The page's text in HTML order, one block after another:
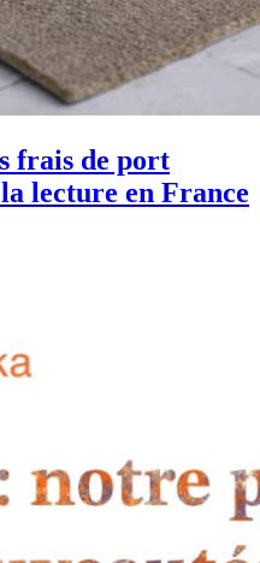
frais de port
lecture en France